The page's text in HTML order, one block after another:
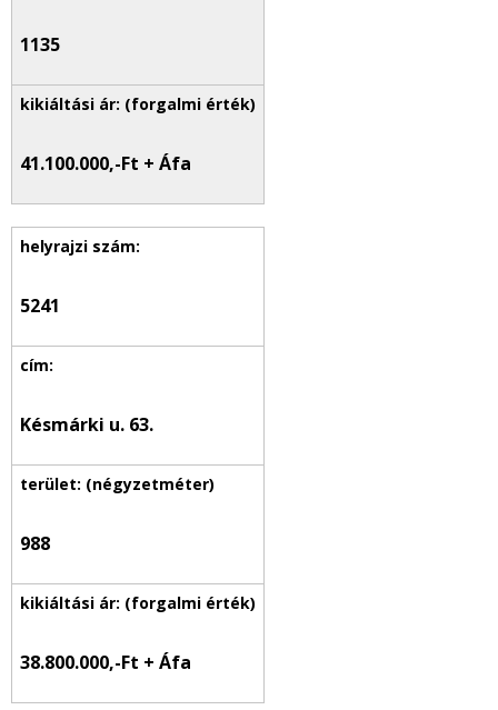
1135
41.100.000,-Ft + Áfa
5241
Késmárki u. 63.
988
38.800.000,-Ft + Áfa